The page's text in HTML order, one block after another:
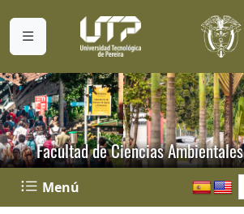
Facultad de Ciencias Ambientales
Menú